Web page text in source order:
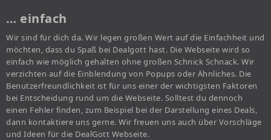
… einfach
Wir sind für dich da. Wir legen großen Wert auf die Einfachheit und
möchten, dass du Spaß bei Dealgott hast. Die Webseite wird so
einfach wie möglich gehalten ohne großen Schnick Schnack. Wir
verzichten auf die Einblendung von Popups oder Ähnliches. Die
Benutzerfreundlichkeit ist für uns einer der wichtigsten Faktoren
bei Entscheidung rund um die Webseite. Solltest du dennoch
einen Fehler finden, zum Beispiel bei der Darstellung eines Deals,
dann kontaktiere uns gerne. Wir freuen uns auch über Vorschläge
und Ideen für die DealGott Webseite.